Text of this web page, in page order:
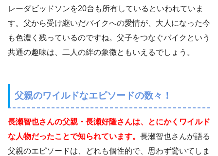
レーダビッドソンを20台も所有しているといわれていま
す。父から受け継いだバイクへの愛情が、大人になった今
も色濃く残っているのですね。父子をつなぐバイクという
共通の趣味は、二人の絆の象徴ともいえるでしょう。
父親のワイルドなエピソードの数々！
長瀬智也さんの父親・長瀬好隆さんは、とにかくワイルド
な人物だったことで知られています。 長瀬智也さんが語る
父親のエピソードは、どれも個性的で、思わず驚いてしま